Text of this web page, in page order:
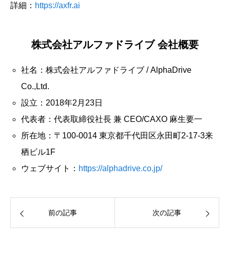
詳細： https://axfr.ai
株式会社アルファドライブ 会社概要
社名：株式会社アルファドライブ / AlphaDrive
Co.,Ltd.
設立：2018年2月23日
代表者：代表取締役社長 兼 CEO/CAXO 麻生要一
所在地：〒100-0014 東京都千代田区永田町2-17-3来
栖ビル1F
ウェブサイト： https://alphadrive.co.jp/
前の記事 次の記事